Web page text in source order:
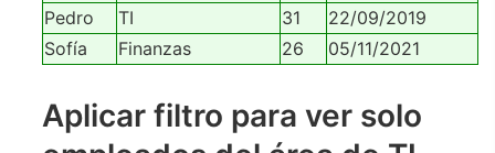
Pedro
TI 31
22/09/2019
Sofía
Finanzas 26 05/11/2021
Aplicar filtro para ver solo